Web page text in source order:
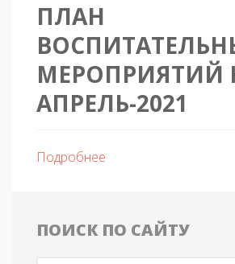
ПЛАН
МЕРОПРИЯТИЙ
АПРЕЛЬ-2021
Подробнее
ПОИСК ПО САЙТУ